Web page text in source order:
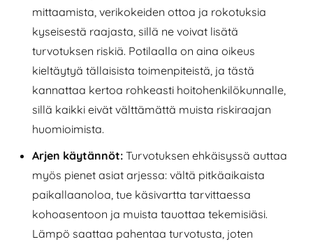
mittaamista, verikokeiden ottoa ja rokotuksia
kyseisestä raajasta, sillä ne voivat lisätä
turvotuksen riskiä. Potilaalla on aina oikeus
kieltäytyä tällaisista toimenpiteistä, ja tästä
kannattaa kertoa rohkeasti hoitohenkilökunnalle,
sillä kaikki eivät välttämättä muista riskiraajan
huomioimista.
Arjen käytännöt: Turvotuksen ehkäisyssä auttaa
myös pienet asiat arjessa: vältä pitkäaikaista
paikallaanoloa, tue käsivartta tarvittaessa
kohoasentoon ja muista tauottaa tekemisiäsi.
Lämpö saattaa pahentaa turvotusta, joten